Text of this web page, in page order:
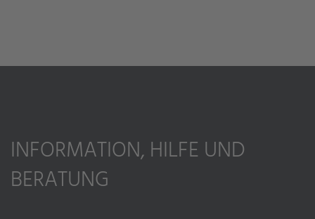
INFORMATION, HILFE UND
BERATUNG